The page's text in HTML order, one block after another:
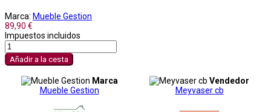
Marca: Mueble Gestion
89,90 €
Impuestos incluidos
Añadir a la cesta
Marca
Mueble Gestion
Vendedor
Meyvaser cb